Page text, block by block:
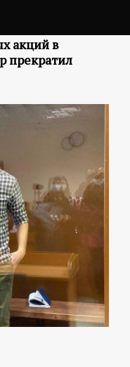
акций в
прекратил